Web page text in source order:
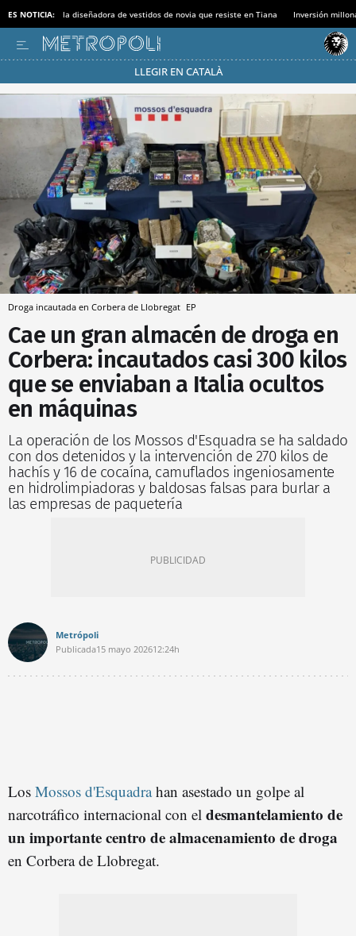
ES NOTICIA: la diseñadora de vestidos de novia que resiste en Tiana Inversión
LLEGIR EN CATALÀ
Pásate al MODO AHORRO
Droga incautada en Corbera de Llobregat EP
Cae un gran almacén de droga en
Corbera: incautados casi 300 kilos
que se enviaban a Italia ocultos
en máquinas
La operación de los Mossos d'Esquadra se ha saldado
con dos detenidos y la intervención de 270 kilos de
hachís y 16 de cocaína, camuflados ingeniosamente
en hidrolimpiadoras y baldosas falsas para burlar a
las empresas de paquetería
Metrópoli
Publicada15 mayo 202612:24h
Los Mossos d'Esquadrahan asestado un golpe al
narcotráfico internacional con el desmantelamiento de
un importante centro de almacenamiento de droga
en Corbera de Llobregat.